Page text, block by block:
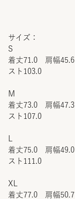
サイズ：
S
着丈71.0 肩幅
スト103.0
M
着丈73.0 肩幅
スト107.0
着丈75.0 肩幅
スト111.0
XL
着丈77.0 肩幅